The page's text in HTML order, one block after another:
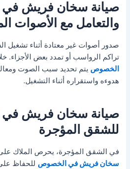
صيانة سخان فريش
والتعامل مع الأصوات
صدور أصوات غير معتادة أثناء تشغيل
تراكم الرواسب أو تمدد بعض الأجزاء.
الخصوص يتم تحديد سبب الصوت
هدوءه واستقراره أثناء التشغيل.
صيانة سخان فريش
للشقق المؤجرة
في الشقق المؤجرة، يحرص الملاك
سخان فريش في الخصوص للحفاظ